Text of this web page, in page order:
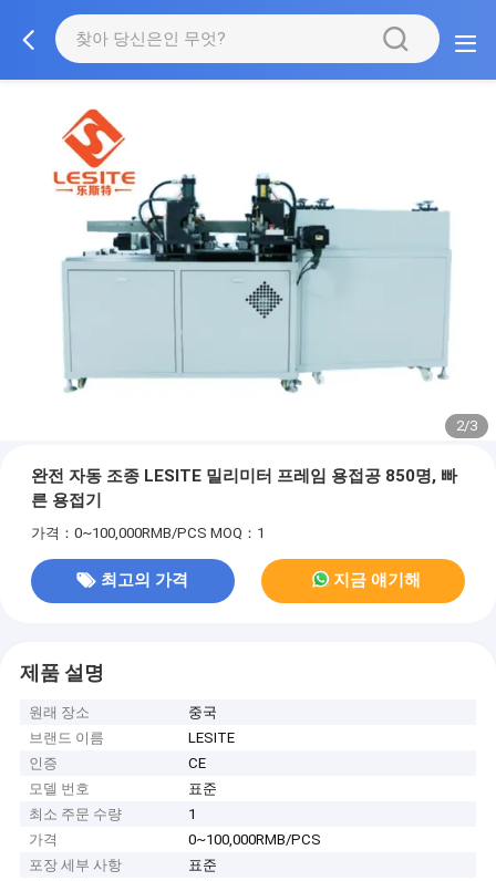
2/3
완전 자동 조종 LESITE 밀리미터 프레임 용접공 850명, 빠
른 용접기
가격：0~100,000RMB/PCS MOQ：1
최고의 가격 지금 얘기해
제품 설명
원래 장소
중국
브랜드 이름
LESITE
인증
CE
모델 번호
표준
최소 주문 수량
1
가격
0~100,000RMB/PCS
포장 세부 사항
표준